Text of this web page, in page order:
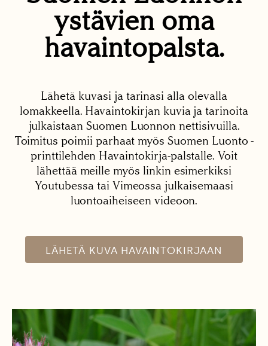
ystävien oma
havaintopalsta.
Lähetä kuvasi ja tarinasi alla olevalla
lomakkeella. Havaintokirjan kuvia ja tarinoita
julkaistaan Suomen Luonnon nettisivuilla.
Toimitus poimii parhaat myös Suomen Luonto -
printtilehden Havaintokirja-palstalle. Voit
lähettää meille myös linkin esimerkiksi
Youtubessa tai Vimeossa julkaisemaasi
luontoaiheiseen videoon.
LÄHETÄ KUVA HAVAINTOKIRJAAN